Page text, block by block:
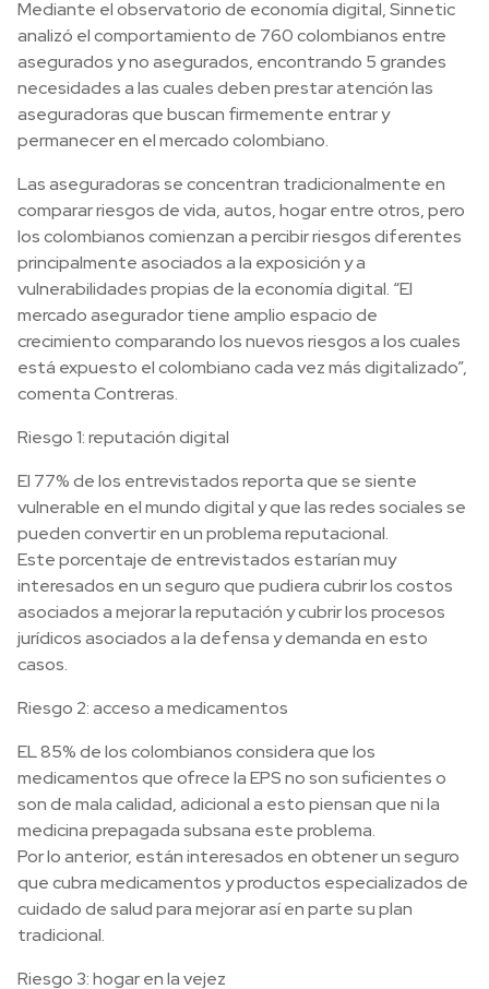
Mediante el observatorio de economía digital, Sinnetic
analizó el comportamiento de 760 colombianos entre
asegurados y no asegurados, encontrando 5 grandes
necesidades a las cuales deben prestar atención las
aseguradoras que buscan firmemente entrar y
permanecer en el mercado colombiano.
Las aseguradoras se concentran tradicionalmente en
comparar riesgos de vida, autos, hogar entre otros, pero
los colombianos comienzan a percibir riesgos diferentes
principalmente asociados a la exposición y a
vulnerabilidades propias de la economía digital. “El
mercado asegurador tiene amplio espacio de
crecimiento comparando los nuevos riesgos a los cuales
está expuesto el colombiano cada vez más digitalizado”,
comenta Contreras.
Riesgo 1: reputación digital
El 77% de los entrevistados reporta que se siente
vulnerable en el mundo digital y que las redes sociales se
pueden convertir en un problema reputacional.
Este porcentaje de entrevistados estarían muy
interesados en un seguro que pudiera cubrir los costos
asociados a mejorar la reputación y cubrir los procesos
jurídicos asociados a la defensa y demanda en esto
casos.
Riesgo 2: acceso a medicamentos
EL 85% de los colombianos considera que los
medicamentos que ofrece la EPS no son suficientes o
son de mala calidad, adicional a esto piensan que ni la
medicina prepagada subsana este problema.
Por lo anterior, están interesados en obtener un seguro
que cubra medicamentos y productos especializados de
cuidado de salud para mejorar así en parte su plan
tradicional.
Riesgo 3: hogar en la vejez